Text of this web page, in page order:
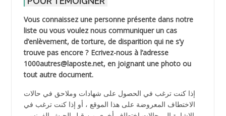
Vous connaissez une personne présente dans notre
liste ou vous voulez nous communiquer un cas
d’enlèvement, de torture, de disparition qui ne s’y
trouve pas encore ? Ecrivez-nous à l’adresse
1000autres@laposte.net, en joignant une photo ou
tout autre document.
إذا كنت ترغب في الحصول على شهادات وملاحق في حالات
الاختطاف المعروضة على هذا الموقع ، أو إذا كنت ترغب في